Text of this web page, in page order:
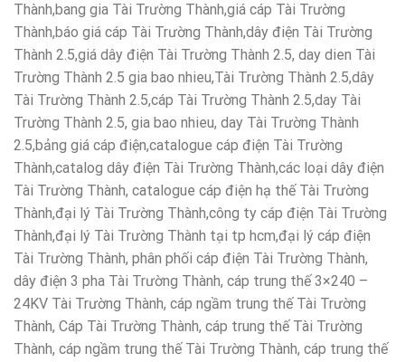
Thành,bang gia Tài Trường Thành,giá cáp Tài Trường
Thành,báo giá cáp Tài Trường Thành,dây điện Tài Trường
Thành 2.5,giá dây điện Tài Trường Thành 2.5, day dien Tài
Trường Thành 2.5 gia bao nhieu,Tài Trường Thành 2.5,dây
Tài Trường Thành 2.5,cáp Tài Trường Thành 2.5,day Tài
Trường Thành 2.5, gia bao nhieu, day Tài Trường Thành
2.5,bảng giá cáp điện,catalogue cáp điện Tài Trường
Thành,catalog dây điện Tài Trường Thành,các loại dây điện
Tài Trường Thành, catalogue cáp điện hạ thế Tài Trường
Thành,đại lý Tài Trường Thành,công ty cáp điện Tài Trường
Thành,đại lý Tài Trường Thành tại tp hcm,đại lý cáp điện
Tài Trường Thành, phân phối cáp điện Tài Trường Thành,
dây điện 3 pha Tài Trường Thành, cáp trung thế 3×240 –
24KV Tài Trường Thành, cáp ngầm trung thế Tài Trường
Thành, Cáp Tài Trường Thành, cáp trung thế Tài Trường
Thành, cáp ngầm trung thế Tài Trường Thành, cáp trung thế